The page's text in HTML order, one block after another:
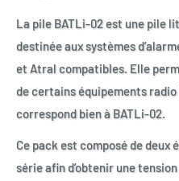
La pile BATLi-02 est une pile
destinée aux systèmes
et Atral compatibles. Elle
de certains équipements
correspond bien à BATLi-02.
Ce pack est composé de deux
série afin d’obtenir une